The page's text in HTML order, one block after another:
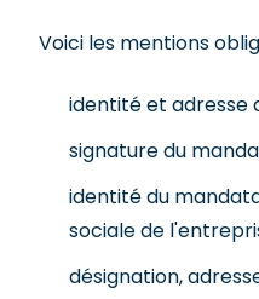
Voici les mentions
identité et adresse
signature du
identité du
sociale de
désignation,